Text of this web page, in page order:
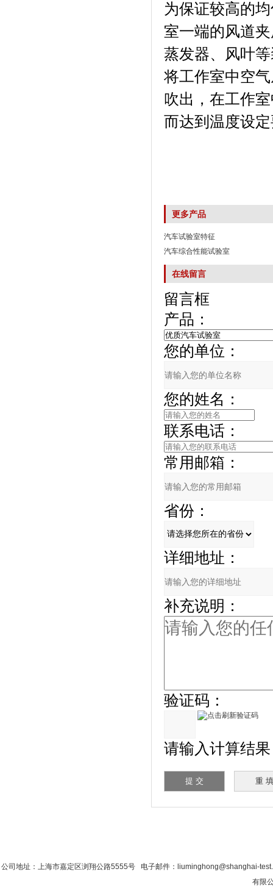
为保证较高的均
室一端的风道夹层
蒸发器、风叶
将工作室中空气
吹出，在工作
而达到温度设定要
更多产品
汽车试验室特征
汽车综合性能试验室
在线留言
留言框
产品：
您的单位：
您的姓名：
联系电话：
常用邮箱：
省份：
详细地址：
补充说明：
验证码：
请输入计算结果
公司地址：上海市嘉定区浏翔公路5555号 电子邮件：liuminghong@shanghai-
有限